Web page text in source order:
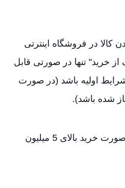
در فروشگاه اینترتی
از خرید" تنها در صورتی قابل
شرایط اولیه باشد (در صورت
شده باشد).
ارسال رایگان کالا در صورت خرید بالای 5 میلیون